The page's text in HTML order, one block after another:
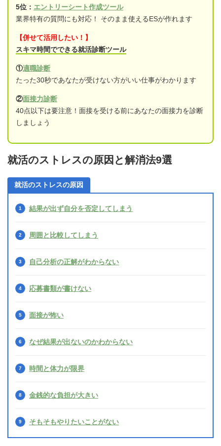
5位： エントリーシート作成ツール
業界特有の質問にも対応！ そのまま使えるESが作れます
【併せて活用したい！】
スキマ時間でできる就活診断ツール
①適職診断
たった30秒であなたが受けない方がいい仕事がわかります
②面接力診断
40点以下は要注意！面接を受ける前にあなたの面接力を診断
しましょう
就活のストレスの原因と解消法9選
就活のストレスの原因
結果が出ず自分を否定してしまう
周囲と比較してしまう
自己分析の正解がわからない
応募書類が書けない
面接が怖い
なぜ結果が出ないのかわからない
時間と体力が限界
金銭的な負担が大きい
そもそもやりたいことがない